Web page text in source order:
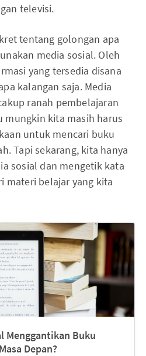
televisi.
tentang golongan apa
media sosial. Oleh
yang tersedia disana
kalangan saja. Media
ranah pembelajaran
mungkin kita masih harus
untuk mencari buku
Tapi sekarang, kita hanya
sosial dan mengetik kata
materi belajar yang kita
Menggantikan Buku
Depan?